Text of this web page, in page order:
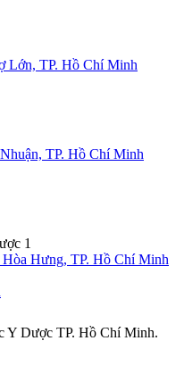
Lớn, TP. Hồ Chí Minh
TP. Hồ Chí Minh
1
Hưng, TP. Hồ Chí Minh
Y Dược TP. Hồ Chí Minh.